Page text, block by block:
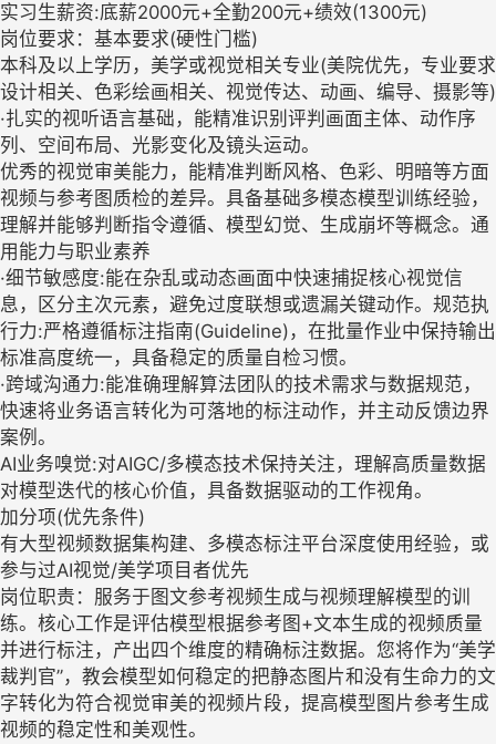
实习生薪资:底薪2000元+全勤200元+绩效(1300元)
岗位要求：基本要求(硬性门槛)
本科及以上学历，美学或视觉相关专业(美院优先，专业要求
设计相关、色彩绘画相关、视觉传达、动画、编导、摄影等)
·扎实的视听语言基础，能精准识别评判画面主体、动作序
列、空间布局、光影变化及镜头运动。
优秀的视觉审美能力，能精准判断风格、色彩、明暗等方面
视频与参考图质检的差异。具备基础多模态模型训练经验，
理解并能够判断指令遵循、模型幻觉、生成崩坏等概念。通
用能力与职业素养
·细节敏感度:能在杂乱或动态画面中快速捕捉核心视觉信
息，区分主次元素，避免过度联想或遗漏关键动作。规范执
行力:严格遵循标注指南(Guideline)，在批量作业中保持输出
标准高度统一，具备稳定的质量自检习惯。
·跨域沟通力:能准确理解算法团队的技术需求与数据规范，
快速将业务语言转化为可落地的标注动作，并主动反馈边界
案例。
AI业务嗅觉:对AIGC/多模态技术保持关注，理解高质量数据
对模型迭代的核心价值，具备数据驱动的工作视角。
加分项(优先条件)
有大型视频数据集构建、多模态标注平台深度使用经验，或
参与过AI视觉/美学项目者优先
岗位职责：服务于图文参考视频生成与视频理解模型的训
练。核心工作是评估模型根据参考图+文本生成的视频质量
并进行标注，产出四个维度的精确标注数据。您将作为“美学
裁判官”，教会模型如何稳定的把静态图片和没有生命力的文
字转化为符合视觉审美的视频片段，提高模型图片参考生成
视频的稳定性和美观性。